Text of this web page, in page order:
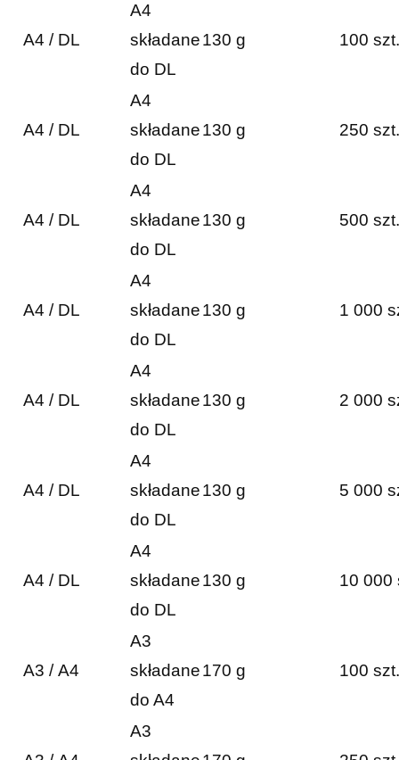
A4 / DL
A4
składane
do DL
130 g 100 szt.
A4 / DL
A4
składane
do DL
130 g 250 szt.
A4 / DL
A4
składane
do DL
130 g 500 szt.
A4 / DL
A4
składane
do DL
130 g 1 000
A4 / DL
A4
składane
do DL
130 g 2 000
A4 / DL
A4
składane
do DL
130 g 5 000
A4 / DL
A4
składane
do DL
130 g 10 000
A3 / A4
A3
składane
do A4
170 g 100 szt.
A3